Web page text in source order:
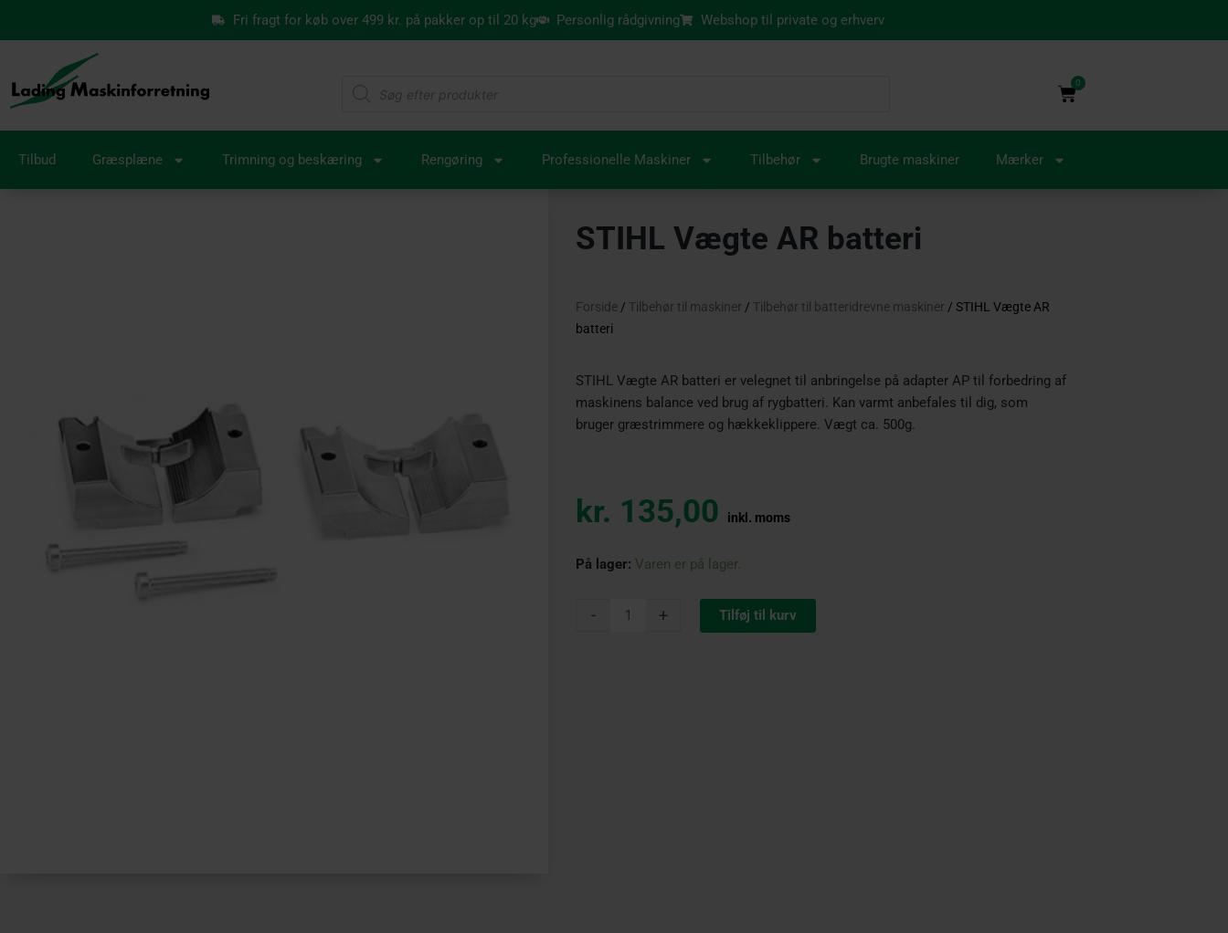
Fri fragt for køb over 499 kr. på pakker op til 20 kg Personlig rådgivning Webshop til private og erhverv
Products
search
0
Kurv
Tilbud Græsplæne Trimning og beskæring Rengøring Professionelle Maskiner Tilbehør Brugte maskiner Mærker
STIHL Vægte AR batteri
Forside / Tilbehør til maskiner / Tilbehør til batteridrevne maskiner / STIHL Vægte AR
batteri
STIHL Vægte AR batteri er velegnet til anbringelse på adapter AP til forbedring af
maskinens balance ved brug af rygbatteri. Kan varmt anbefales til dig, som
bruger græstrimmere og hækkeklippere. Vægt ca. 500g.
kr. 135,00 inkl. moms
På lager: Varen er på lager.
-
STIHL
+ Tilføj til kurv